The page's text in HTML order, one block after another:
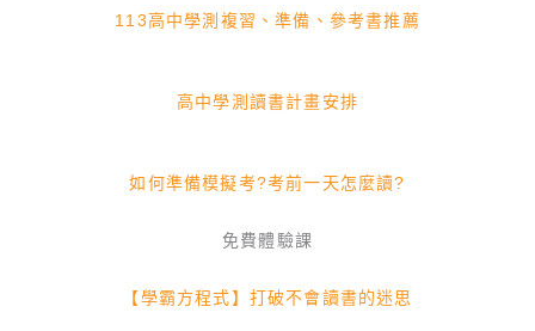
113高中學測複習、準備、參考書推薦
高中學測讀書計畫安排
如何準備模擬考?考前一天怎麼讀?
免費體驗課
【學霸方程式】打破不會讀書的迷思